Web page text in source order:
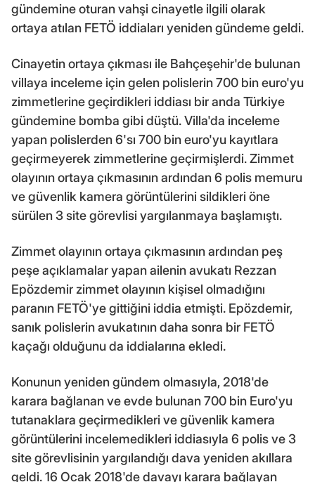
gündemine oturan vahşi cinayetle ilgili olarak
ortaya atılan FETÖ iddiaları yeniden gündeme geldi.
Cinayetin ortaya çıkması ile Bahçeşehir'de bulunan
villaya inceleme için gelen polislerin 700 bin euro'yu
zimmetlerine geçirdikleri iddiası bir anda Türkiye
gündemine bomba gibi düştü. Villa'da inceleme
yapan polislerden 6'sı 700 bin euro'yu kayıtlara
geçirmeyerek zimmetlerine geçirmişlerdi. Zimmet
olayının ortaya çıkmasının ardından 6 polis memuru
ve güvenlik kamera görüntülerini sildikleri öne
sürülen 3 site görevlisi yargılanmaya başlamıştı.
Zimmet olayının ortaya çıkmasının ardından peş
peşe açıklamalar yapan ailenin avukatı Rezzan
Epözdemir zimmet olayının kişisel olmadığını
paranın FETÖ'ye gittiğini iddia etmişti. Epözdemir,
sanık polislerin avukatının daha sonra bir FETÖ
kaçağı olduğunu da iddialarına ekledi.
Konunun yeniden gündem olmasıyla, 2018'de
karara bağlanan ve evde bulunan 700 bin Euro'yu
tutanaklara geçirmedikleri ve güvenlik kamera
görüntülerini incelemedikleri iddiasıyla 6 polis ve 3
site görevlisinin yargılandığı dava yeniden akıllara
geldi. 16 Ocak 2018'de davayı karara bağlayan